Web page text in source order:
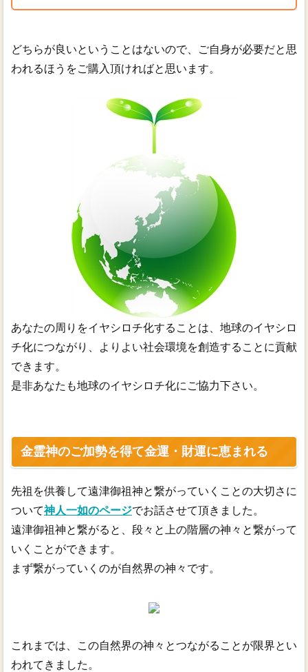
どちらが良いということはないので、ご自身が必要だと思
われるほうをご購入頂ければと思います。
あなたの周りをイヤシロチ化することは、地球のイヤシロ
チ化につながり、よりよい社会環境を創造することに貢献
できます。
是非あなたも地球のイヤシロチ化にご協力下さい。
金霊神のご加勢を得て金運・財運に恵まれる
先祖を供養して遠津御祖神と繋がっていくことの大切さに
ついて神人一如のページでお話させて頂きました。
遠津御祖神と繋がると、段々と上の階層の神々と繋がって
いくことができます。
まず繋がっていくのが自然界の神々です。
これまでは、この自然界の神々とつながることが限界とい
われてきました。